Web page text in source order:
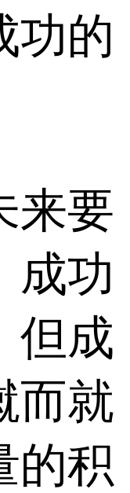
功的
来要
成功
但成
而就
的积